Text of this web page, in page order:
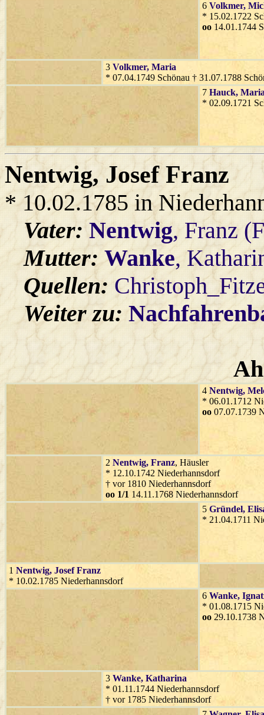
6 Volkmer,
* 15.02.1722
oo 14.01.1744
3 Volkmer, Maria
* 07.04.1749 Schönau † 31.07.1788
7 Hauck,
* 02.09.1721
Nentwig, Josef Franz
* 10.02.1785 in
Vater:Nentwig, Franz
Mutter:Wanke,
Quellen:
Weiter zu:
4 Nentwig,
* 06.01.1712
oo 07.07.1739
2 Nentwig, Franz, Häusler
* 12.10.1742 Niederhannsdorf
† vor 1810 Niederhannsdorf
oo 1/1 14.11.1768 Niederhannsdorf
5 Gründel,
* 21.04.1711
1 Nentwig, Josef Franz
* 10.02.1785 Niederhannsdorf
6 Wanke,
* 01.08.1715
oo 29.10.1738
3 Wanke, Katharina
* 01.11.1744 Niederhannsdorf
† vor 1785 Niederhannsdorf